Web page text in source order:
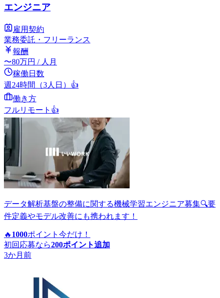
エンジニア
雇用契約
業務委託・フリーランス
報酬
〜80万円 / 人月
稼働日数
週24時間（3人日） 👍
働き方
フルリモート 👍
データ解析基盤の整備に関する機械学習エンジニア募集🔍要
件定義やモデル改善にも携われます！
🔥 1000ポイント 今だけ！
初回応募なら200ポイント追加
3か月前